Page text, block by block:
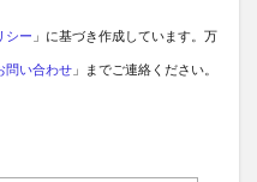
シー 」に基づき作成しています。万
問い合わせ 」までご連絡ください。